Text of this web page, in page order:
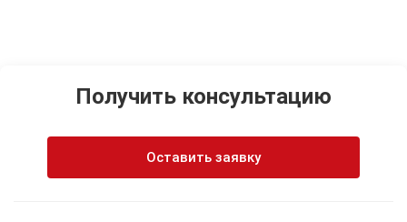
Получить консультацию
Оставить заявку